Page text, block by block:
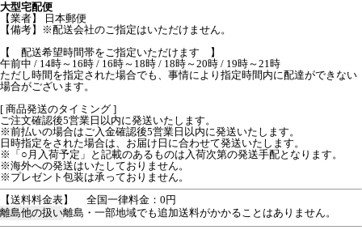
大型宅配便
【業者】 日本郵便
【備考】※配送会社のご指定はいただけません。
【 配送希望時間帯をご指定いただけます 】
午前中 / 14時～16時 / 16時～18時 / 18時～20時 / 19時～21時
ただし時間を指定された場合でも、事情により指定時間内に配達ができない
場合がございます。
[ 商品発送のタイミング ]
ご注文確認後5営業日以内に発送いたします。
※前払いの場合はご入金確認後5営業日以内に発送いたします。
日時指定をされた場合は、お届け日に合わせて発送いたします。
※「○月入荷予定」と記載のあるものは入荷次第の発送手配となります。
※海外への発送はいたしておりません。
※プレゼント包装は承っておりません。
【送料料金表】
全国一律料金：0円
離島他の扱い離島・一部地域でも追加送料がかかることはありません。